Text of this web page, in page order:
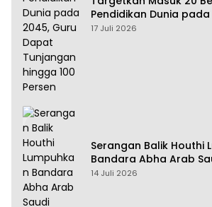
Pendidikan Dunia
Dapat Tunjangan
17 Juli 2026
Serangan Balik Houthi
Bandara Abha Arab
14 Juli 2026